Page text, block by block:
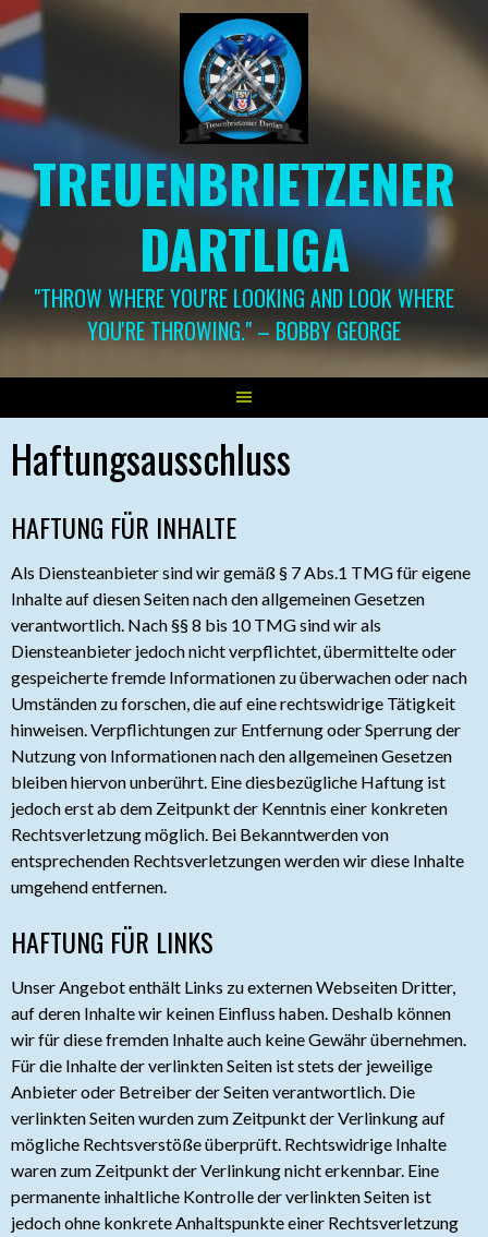
Springe
zum
TREUENBRIETZENER
DARTLIGA
"THROW WHERE YOU'RE LOOKING AND LOOK WHERE
YOU'RE THROWING." – BOBBY GEORGE
Haftungsausschluss
HAFTUNG FÜR INHALTE
Als Diensteanbieter sind wir gemäß § 7 Abs.1 TMG für eigene
Inhalte auf diesen Seiten nach den allgemeinen Gesetzen
verantwortlich. Nach §§ 8 bis 10 TMG sind wir als
Diensteanbieter jedoch nicht verpflichtet, übermittelte oder
gespeicherte fremde Informationen zu überwachen oder nach
Umständen zu forschen, die auf eine rechtswidrige Tätigkeit
hinweisen. Verpflichtungen zur Entfernung oder Sperrung der
Nutzung von Informationen nach den allgemeinen Gesetzen
bleiben hiervon unberührt. Eine diesbezügliche Haftung ist
jedoch erst ab dem Zeitpunkt der Kenntnis einer konkreten
Rechtsverletzung möglich. Bei Bekanntwerden von
entsprechenden Rechtsverletzungen werden wir diese Inhalte
umgehend entfernen.
HAFTUNG FÜR LINKS
Unser Angebot enthält Links zu externen Webseiten Dritter,
auf deren Inhalte wir keinen Einfluss haben. Deshalb können
wir für diese fremden Inhalte auch keine Gewähr übernehmen.
Für die Inhalte der verlinkten Seiten ist stets der jeweilige
Anbieter oder Betreiber der Seiten verantwortlich. Die
verlinkten Seiten wurden zum Zeitpunkt der Verlinkung auf
mögliche Rechtsverstöße überprüft. Rechtswidrige Inhalte
waren zum Zeitpunkt der Verlinkung nicht erkennbar. Eine
permanente inhaltliche Kontrolle der verlinkten Seiten ist
jedoch ohne konkrete Anhaltspunkte einer Rechtsverletzung